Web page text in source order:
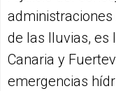
de las lluvias, es
Canaria y
emergencias